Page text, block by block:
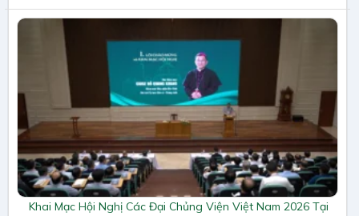
Khai Mạc Hội Nghị Các Đại Chủng Viện Việt Nam 2026 Tại